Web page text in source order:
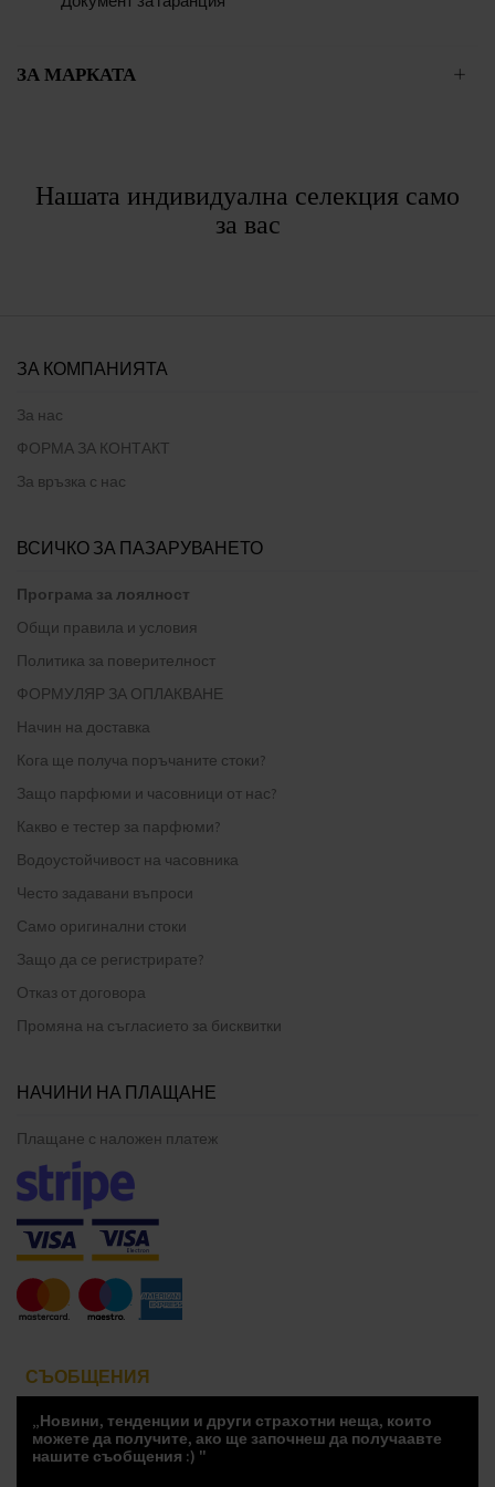
ЗА МАРКАТА
Нашата индивидуална селекция само
за вас
ЗА КОМПАНИЯТА
За нас
ФОРМА ЗА КОНТАКТ
За връзка с нас
ВСИЧКО ЗА ПАЗАРУВАНЕТО
Програма за лоялност
Общи правила и условия
Политика за поверителност
ФОРМУЛЯР ЗА ОПЛАКВАНЕ
Начин на доставка
Кога ще получа поръчаните стоки?
Защо парфюми и часовници от нас?
Какво е тестер за парфюми?
Водоустойчивост на часовника
Често задавани въпроси
Само оригинални стоки
Защо да се регистрирате?
Отказ от договора
Промяна на съгласието за бисквитки
НАЧИНИ НА ПЛАЩАНЕ
Плащане с наложен платеж
СЪОБЩЕНИЯ
„Новини, тенденции и други страхотни неща, които
можете да получите, ако ще започнеш да получаавте
нашите съобщения :) "